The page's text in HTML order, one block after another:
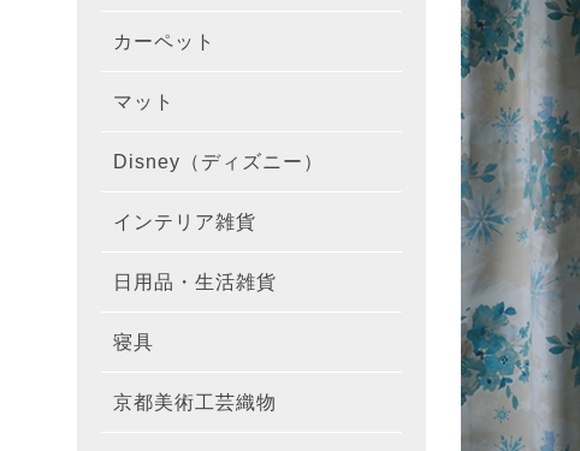
colne
防炎
100×178cm
100×200cm
厚地カーテ
100×135cm
100×178cm
100×200cm
レースカー
カーテンを
1級遮光カー
防炎カーテン
ミラーレー
遮熱レース
防炎レース
カーテンを
花・植物柄(
モダン柄(厚
無地・無地
花・植物柄(
カーテン生
DESIGN
colne
防炎
カーテンデ
既成カーテ
140×200cm
170×220cm
200×200cm
200×250cm
100×100cm
ラグを機能
床暖房/ホッ
防音ラグ
防炎ラグ
防ダニラグ
アレルゲン
消臭ラグ
洗えるラグ
ラグのサイ
ラグの選び
ラグのお手
カーペット カーペット
176×176cm
176×261cm
261×261cm
261×352cm
191×191cm
タイルカー
カーペット
カーペット
カーペット
カーペット
マット 玄関マット
約45×75cm
約50×80cm
約55×85cm
約60×90cm
約
円形・変形
キッチンマ
約45×60cm
約45×120cm
約
約
約45×270cm
マットを機
洗えるマット
滑り止め加
マットのお
マットデザ
Disney（ディズニー） オーダーカ
カーテン
ラグ
マット
雑貨
インテリア雑貨 クッション
スリッパ
トイレタリ
布・生地
日用品・生活雑貨 キッチン収
キッチン小
リビング用品
寝具 布団カバー
敷きパッド
京都美術工芸織物 風呂敷